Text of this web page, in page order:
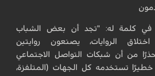
في كلمة له: "تجد أن بعض الشباب
الروايات، يصنعون روايتين
من أن شبكات التواصل الاجتماعي
تستخدمه كل الجهات (المتلفزة،